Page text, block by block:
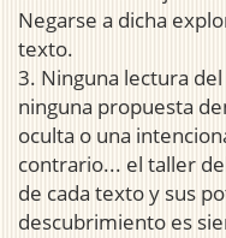
Negarse a dicha
texto.
3. Ninguna lectura
ninguna propuesta
oculta o una
contrario... el taller
de cada texto y sus
descubrimiento es